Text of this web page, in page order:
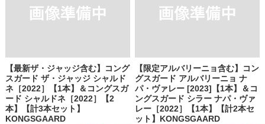
【最新ザ・ジャッジ含む】コング
スガード ザ・ジャッジ シャルド
ネ［2022］【1本】＆コングスガ
ード シャルドネ［2022］【2
本】【計3本セット】
KONGSGAARD
【限定アルバリーニョ含む】コン
グスガード アルバリーニョ ナ
パ・ヴァレー [2023]【1本】＆コ
ングスガード シラー ナパ・ヴァ
レー［2022］【1本】【計2本セ
ット】KONGSGAARD